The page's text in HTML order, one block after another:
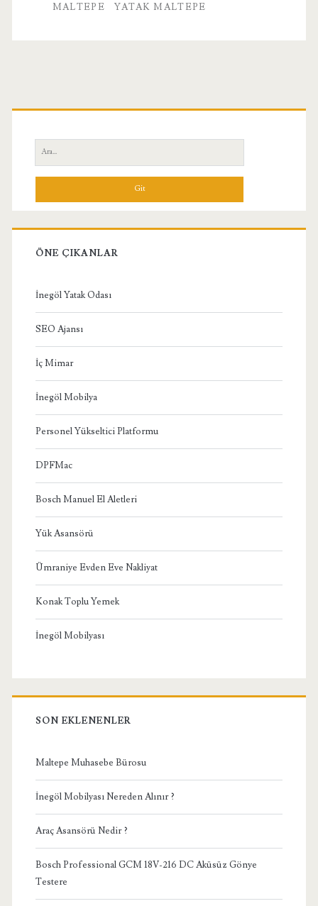
MALTEPE
YATAK MALTEPE
Birincil
Yan
Menü
Ara:
ÖNE ÇIKANLAR
İnegöl Yatak Odası
SEO Ajansı
İç Mimar
İnegöl Mobilya
Personel Yükseltici Platformu
DPFMac
Bosch Manuel El Aletleri
Yük Asansörü
Ümraniye Evden Eve Nakliyat
Konak Toplu Yemek
İnegöl Mobilyası
SON EKLENENLER
Maltepe Muhasebe Bürosu
İnegöl Mobilyası Nereden Alınır ?
Araç Asansörü Nedir ?
Bosch Professional GCM 18V-216 DC Aküsüz Gönye
Testere